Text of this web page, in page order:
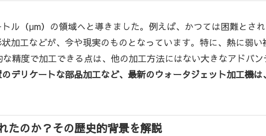
ル（μm）の領域へと導きました。例えば、かつては困難とさ
加工などが、今や現実のものとなっています。特に、熱に弱
精度で加工できる点は、他の加工方法にはない大きなアドバン
デリケートな部品加工など、最新のウォータジェット加工機
たのか？その歴史的背景を解説